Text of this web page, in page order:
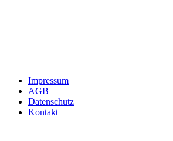
Impressum
AGB
Datenschutz
Kontakt